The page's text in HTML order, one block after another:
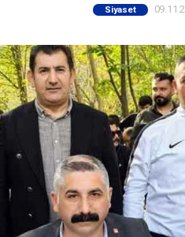
Siyaset